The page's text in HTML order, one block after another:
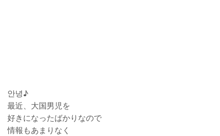
안녕♪
最近、大国男児を
好きになったばかりなので
情報もあまりなく